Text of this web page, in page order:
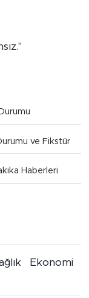
ve Fikstür
Haberleri
Ekonomi